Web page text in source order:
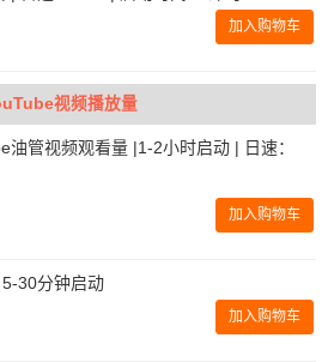
加入购物车
视频播放量
油管视频观看量 |1-2小时启动 | 日速：
加入购物车
30分钟启动
加入购物车